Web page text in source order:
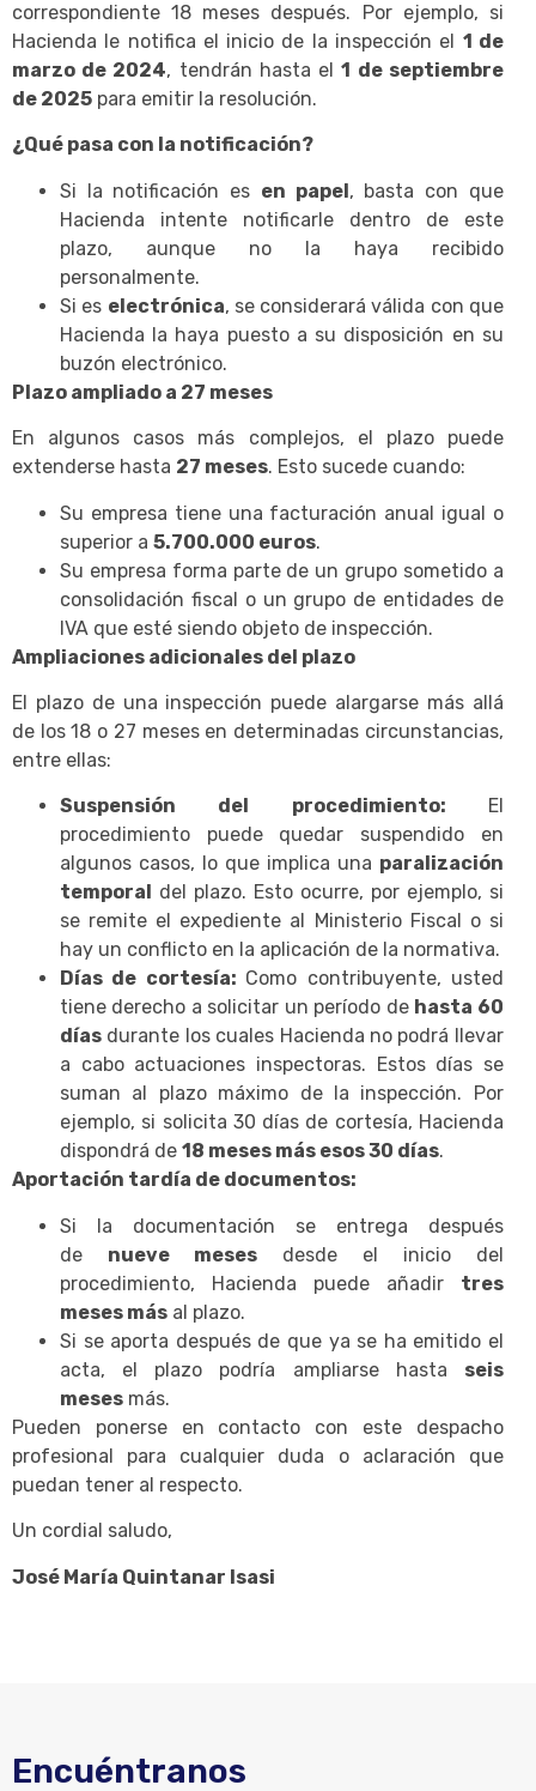
correspondiente 18 meses después. Por ejemplo, si
Hacienda le notifica el inicio de la inspección el 1 de
marzo de 2024, tendrán hasta el1 de septiembre
de 2025 para emitir la resolución.
¿Qué pasa con la notificación?
Si la notificación es en papel, basta con que
Hacienda intente notificarle dentro de este
plazo, aunque no la haya recibido
personalmente.
Si es electrónica, se considerará válida con que
Hacienda la haya puesto a su disposición en su
buzón electrónico.
Plazo ampliado a 27 meses
En algunos casos más complejos, el plazo puede
extenderse hasta 27 meses. Esto sucede cuando:
Su empresa tiene una facturación anual igual o
superior a 5.700.000 euros.
Su empresa forma parte de un grupo sometido a
consolidación fiscal o un grupo de entidades de
IVA que esté siendo objeto de inspección.
Ampliaciones adicionales del plazo
El plazo de una inspección puede alargarse más allá
de los 18 o 27 meses en determinadas circunstancias,
entre ellas:
Suspensión del procedimiento:
El
procedimiento puede quedar suspendido en
algunos casos, lo que implica una paralización
temporal
del plazo. Esto ocurre, por ejemplo, si
se remite el expediente al Ministerio Fiscal o si
hay un conflicto en la aplicación de la normativa.
Días de cortesía: Como contribuyente, usted
tiene derecho a solicitar un período de hasta 60
días durante los cuales Hacienda no podrá llevar
a cabo actuaciones inspectoras. Estos días se
suman al plazo máximo de la inspección. Por
ejemplo, si solicita 30 días de cortesía, Hacienda
dispondrá de 18 meses más esos 30 días.
Aportación tardía de documentos:
Si la documentación se entrega después
de nueve mesesdesde el inicio del
procedimiento, Hacienda puede añadir tres
meses más al plazo.
Si se aporta después de que ya se ha emitido el
acta, el plazo podría ampliarse hasta seis
meses más.
Pueden ponerse en contacto con este despacho
profesional para cualquier duda o aclaración que
puedan tener al respecto.
Un cordial saludo,
José María Quintanar Isasi
Encuéntranos